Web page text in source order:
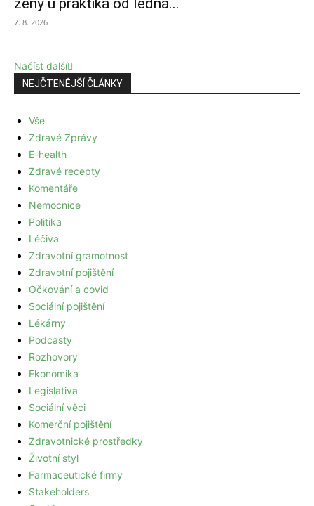
ženy u praktika od ledna...
7. 8. 2026
Načíst další
NEJČTENĚJŠÍ ČLÁNKY
Vše
Zdravé Zprávy
E-health
Zdravé recepty
Komentáře
Nemocnice
Politika
Léčiva
Zdravotní gramotnost
Zdravotní pojištění
Očkování a covid
Sociální pojištění
Lékárny
Podcasty
Rozhovory
Ekonomika
Legislativa
Sociální věci
Komerční pojištění
Zdravotnické prostředky
Životní styl
Farmaceutické firmy
Stakeholders